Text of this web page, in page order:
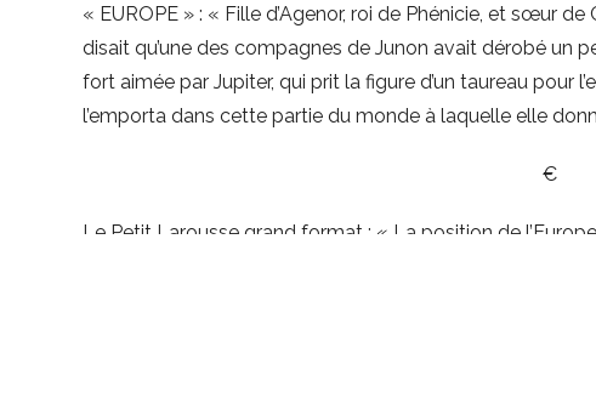
« EUROPE » : « Fille d’Agenor, roi de Phénicie, et sœur
disait qu’une des compagnes de Junon avait dérobé un
fort aimée par Jupiter, qui prit la figure d’un taureau pour
l’emporta dans cette partie du monde à laquelle elle
€
Le Petit Larousse grand format : « La position de